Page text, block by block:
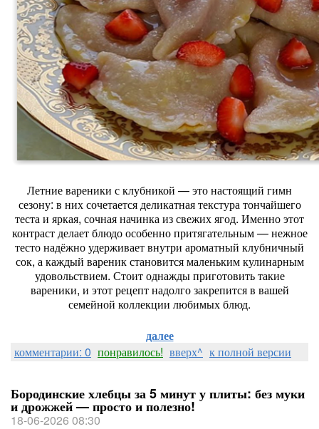
Летниевареники склубникой — этонастоящий гимн
сезону: в нихсочетаетсяделикатнаятекстуратончайшего
тестаи яркая, сочнаяначинкаизсвежихягод. Именноэтот
контрастделаетблюдоособеннопритягательным— нежное
тестонадёжноудерживаетвнутри ароматный клубничный
сок, акаждый вареникстановитсямаленькимкулинарным
удовольствием. Стоитоднаждыприготовитьтакие
вареники, и этотрецептнадолгозакрепитсяв вашей
семейной коллекции любимыхблюд.
далее
комментарии: 0 понравилось! вверх^ к полной версии
Бородинские хлебцы за 5 минут у плиты: без муки
и дрожжей — просто и полезно!
18-06-2026 08:30